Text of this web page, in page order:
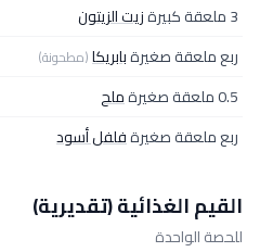
3 ملعقة كبيرة
زيت الزيتون
ربع ملعقة صغيرةبابريكا(مطحونة)
0.5 ملعقة صغيرة
ملح
ربع ملعقة صغيرةفلفل أسود
القيم الغذائية (تقديرية)
للحصة الواحدة